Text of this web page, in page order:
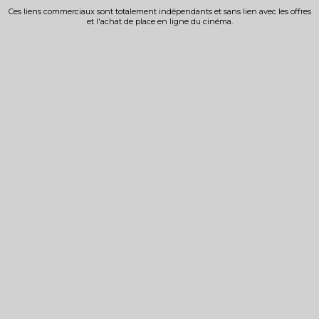
Ces liens commerciaux sont totalement indépendants et sans lien avec les offres
et l'achat de place en ligne du cinéma.